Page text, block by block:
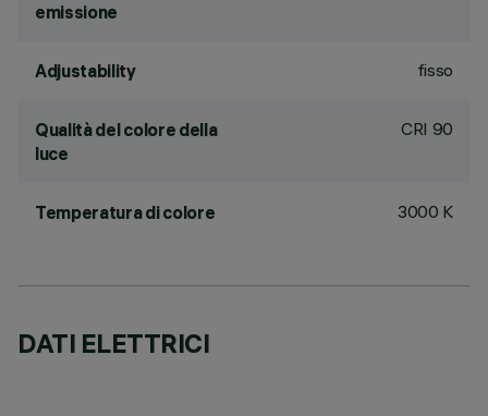
emissione
Adjustability fisso
Qualità del colore della
luce
CRI 90
Temperatura di colore 3000 K
DATI ELETTRICI